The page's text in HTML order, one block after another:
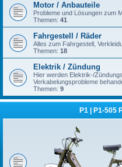
Motor / Anbauteile
Probleme und Lösungen zum
Themen: 41
Fahrgestell / Räder
Alles zum Fahrgestell,
Themen: 18
Elektrik / Zündung
Hier werden Elektrik-/
Verkabelungsprobleme
Themen: 9
P1 | P1-505